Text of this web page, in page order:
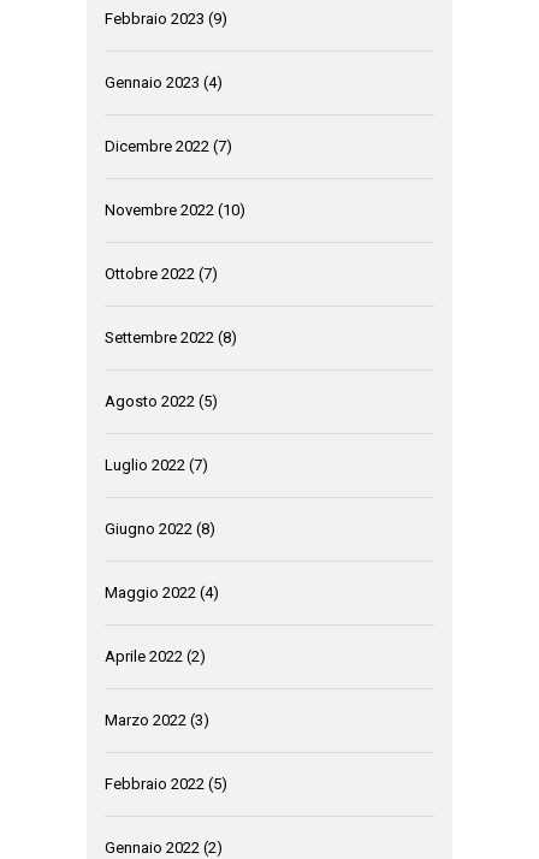
Febbraio 2023 (9)
Gennaio 2023 (4)
Dicembre 2022 (7)
Novembre 2022 (10)
Ottobre 2022 (7)
Settembre 2022 (8)
Agosto 2022 (5)
Luglio 2022 (7)
Giugno 2022 (8)
Maggio 2022 (4)
Aprile 2022 (2)
Marzo 2022 (3)
Febbraio 2022 (5)
Gennaio 2022 (2)